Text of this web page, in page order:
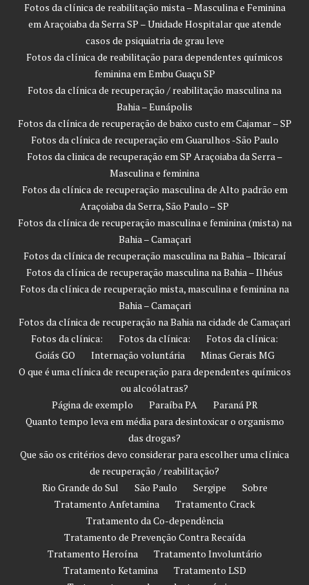
Fotos da clínica de reabilitação mista – Masculina e Feminina
em Araçoiaba da Serra SP – Unidade Hospitalar que atende
casos de psiquiatria de grau leve
Fotos da clínica de reabilitação para dependentes químicos
feminina em Embu Guaçu SP
Fotos da clínica de recuperação / reabilitação masculina na
Bahia – Eunápolis
Fotos da clínica de recuperação de baixo custo em Cajamar – SP
Fotos da clínica de recuperação em Guarulhos -São Paulo
Fotos da clinica de recuperação em SP Araçoiaba da Serra –
Masculina e feminina
Fotos da clínica de recuperação masculina de Alto padrão em
Araçoiaba da Serra, São Paulo – SP
Fotos da clínica de recuperação masculina e feminina (mista) na
Bahia – Camaçari
Fotos da clínica de recuperação masculina na Bahia – Ibicaraí
Fotos da clínica de recuperação masculina na Bahia – Ilhéus
Fotos da clínica de recuperação mista, masculina e feminina na
Bahia – Camaçari
Fotos da clínica de recuperação na Bahia na cidade de Camaçari
Fotos da clínica:
Fotos da clínica:
Fotos da clínica:
Goiás GO
Internação voluntária
Minas Gerais MG
O que é uma clínica de recuperação para dependentes químicos
ou alcoólatras?
Página de exemplo
Paraíba PA
Paraná PR
Quanto tempo leva em média para desintoxicar o organismo
das drogas?
Que são os critérios devo considerar para escolher uma clínica
de recuperação / reabilitação?
Rio Grande do Sul
São Paulo Sergipe
Sobre
Tratamento Anfetamina
Tratamento Crack
Tratamento da Co-dependência
Tratamento de Prevenção Contra Recaída
Tratamento Heroína
Tratamento Involuntário
Tratamento Ketamina
Tratamento LSD